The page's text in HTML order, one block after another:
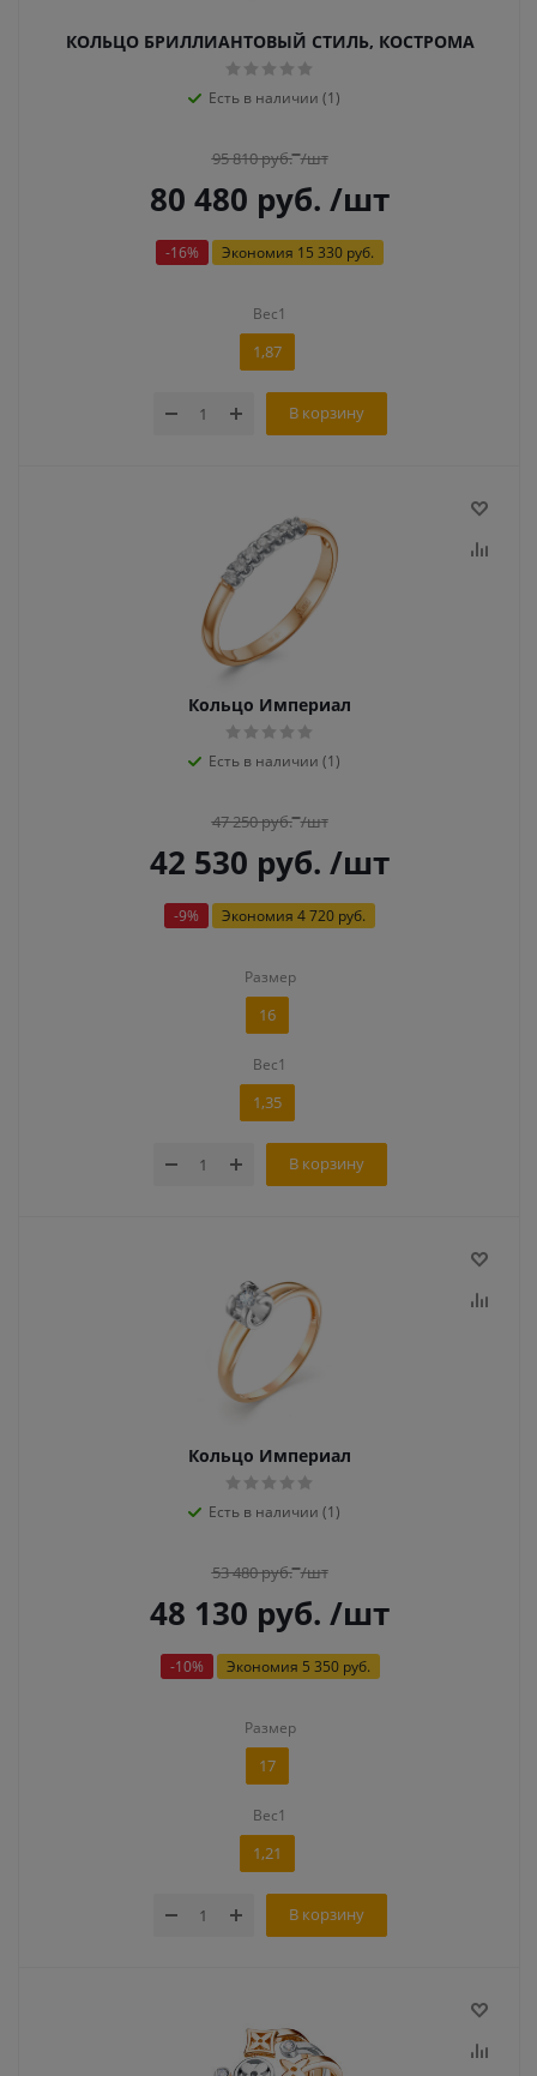
КОЛЬЦО БРИЛЛИАНТОВЫЙ СТИЛЬ, КОСТРОМА
Есть в наличии (1)
95 810руб. /шт
80 480 руб. /шт
-16% Экономия 15 330 руб.
Вес1
1,87
В корзину
Кольцо Империал
Есть в наличии (1)
47 250руб. /шт
42 530 руб. /шт
-9% Экономия 4 720 руб.
Размер
16
Вес1
1,35
В корзину
Кольцо Империал
Есть в наличии (1)
53 480руб. /шт
48 130 руб. /шт
-10% Экономия 5 350 руб.
Размер
17
Вес1
1,21
В корзину